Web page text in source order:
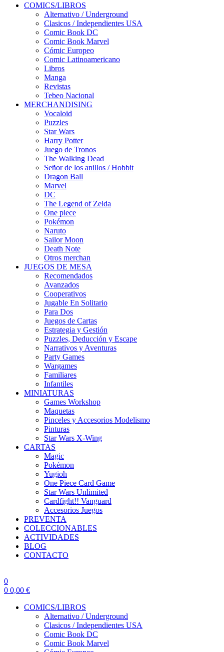
COMICS/LIBROS
Alternativo / Underground
Clasicos / Independientes USA
Comic Book DC
Comic Book Marvel
Cómic Europeo
Comic Latinoamericano
Libros
Manga
Revistas
Tebeo Nacional
MERCHANDISING
Vocaloid
Puzzles
Star Wars
Harry Potter
Juego de Tronos
The Walking Dead
Señor de los anillos / Hobbit
Dragon Ball
Marvel
DC
The Legend of Zelda
One piece
Pokémon
Naruto
Sailor Moon
Death Note
Otros merchan
JUEGOS DE MESA
Recomendados
Avanzados
Cooperativos
Jugable En Solitario
Para Dos
Juegos de Cartas
Estrategia y Gestión
Puzzles, Deducción y Escape
Narrativos y Aventuras
Party Games
Wargames
Familiares
Infantiles
MINIATURAS
Games Workshop
Maquetas
Pinceles y Accesorios Modelismo
Pinturas
Star Wars X-Wing
CARTAS
Magic
Pokémon
Yugioh
One Piece Card Game
Star Wars Unlimited
Cardfight!! Vanguard
Accesorios Juegos
PREVENTA
COLECCIONABLES
ACTIVIDADES
BLOG
CONTACTO
0
0 0,00 €
COMICS/LIBROS
Alternativo / Underground
Clasicos / Independientes USA
Comic Book DC
Comic Book Marvel